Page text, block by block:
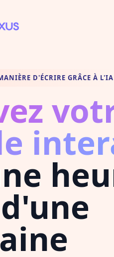
D'ÉCRIRE GRÂCE À L'IA